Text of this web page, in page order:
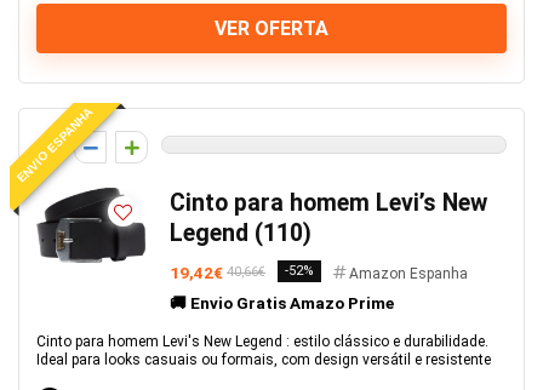
VER OFERTA
ENVIO ESPANHA
0
Cinto para homem Levi’s New
Legend (110)
19,42€ 40,66€ -52% Amazon Espanha
🚚 Envio Gratis Amazo Prime
Cinto para homem Levi's New Legend : estilo clássico e durabilidade.
Ideal para looks casuais ou formais, com design versátil e resistente